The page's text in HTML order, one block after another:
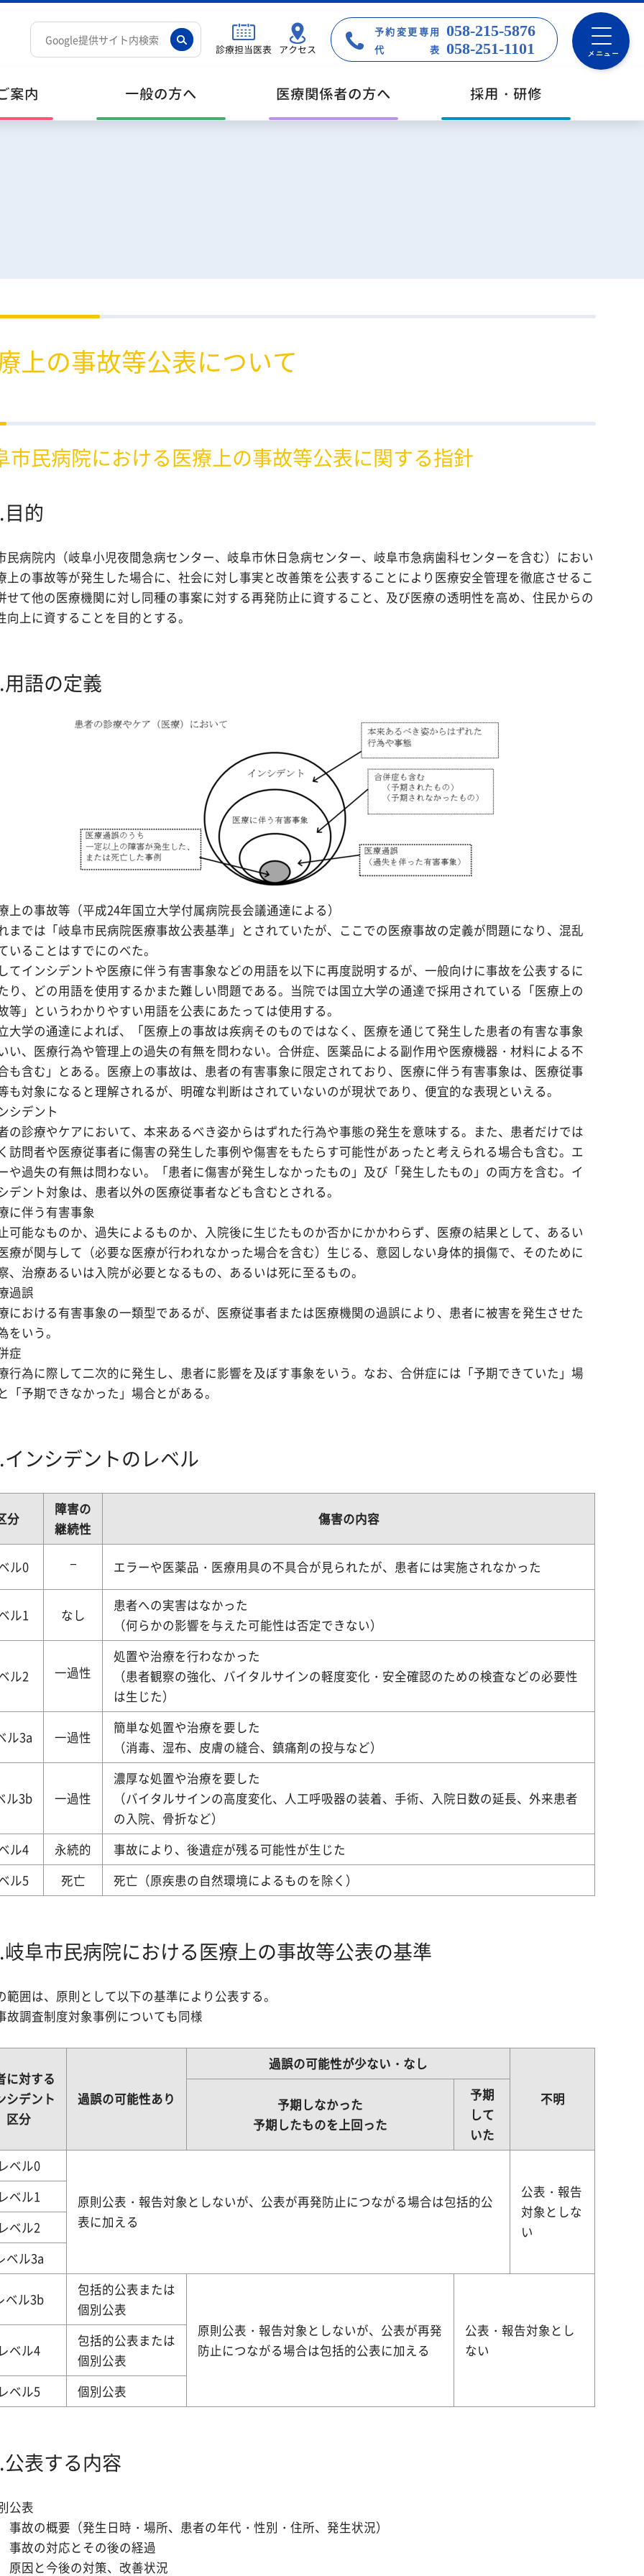
診療担当医表 アクセス
予約変更専用 058-215-5876
代表 058-251-1101 メニュー
案内 一般の方へ 医療関係者の方へ 採用・研修
上の事故等公表について
市民病院における医療上の事故等公表に関する指針
的
民病院内（岐阜小児夜間急病センター、岐阜市休日急病センター、岐阜市急病歯科センターを含む）におい
上の事故等が発生した場合に、社会に対し事実と改善策を公表することにより医療安全管理を徹底させるこ
せて他の医療機関に対し同種の事案に対する再発防止に資すること、及び医療の透明性を高め、住民からの
向上に資することを目的とする。
語の定義
上の事故等（平成24年国立大学付属病院長会議通達による）
までは「岐阜市民病院医療事故公表基準」とされていたが、ここでの医療事故の定義が問題になり、混乱
いることはすでにのべた。
てインシデントや医療に伴う有害事象などの用語を以下に再度説明するが、一般向けに事故を公表するに
り、どの用語を使用するかまた難しい問題である。当院では国立大学の通達で採用されている「医療上の
等」というわかりやすい用語を公表にあたっては使用する。
大学の通達によれば、「医療上の事故は疾病そのものではなく、医療を通じて発生した患者の有害な事象
い、医療行為や管理上の過失の有無を問わない。合併症、医薬品による副作用や医療機器・材料による不
も含む」とある。医療上の事故は、患者の有害事象に限定されており、医療に伴う有害事象は、医療従事
も対象になると理解されるが、明確な判断はされていないのが現状であり、便宜的な表現といえる。
シデント
の診療やケアにおいて、本来あるべき姿からはずれた行為や事態の発生を意味する。また、患者だけでは
訪問者や医療従事者に傷害の発生した事例や傷害をもたらす可能性があったと考えられる場合も含む。エ
や過失の有無は問わない。「患者に傷害が発生しなかったもの」及び「発生したもの」の両方を含む。イ
デント対象は、患者以外の医療従事者なども含むとされる。
に伴う有害事象
可能なものか、過失によるものか、入院後に生じたものか否かにかかわらず、医療の結果として、あるい
療が関与して（必要な医療が行われなかった場合を含む）生じる、意図しない身体的損傷で、そのために
、治療あるいは入院が必要となるもの、あるいは死に至るもの。
過誤
における有害事象の一類型であるが、医療従事者または医療機関の過誤により、患者に被害を発生させた
をいう。
症
行為に際して二次的に発生し、患者に影響を及ぼす事象をいう。なお、合併症には「予期できていた」場
「予期できなかった」場合とがある。
ンシデントのレベル
分
障害の
継続性
傷害の内容
ル0 − エラーや医薬品・医療用具の不具合が見られたが、患者には実施されなかった
ル1 なし
患者への実害はなかった
（何らかの影響を与えた可能性は否定できない）
ル2 一過性
処置や治療を行わなかった
（患者観察の強化、バイタルサインの軽度変化・安全確認のための検査などの必要性
は生じた）
ル3a 一過性
簡単な処置や治療を要した
（消毒、湿布、皮膚の縫合、鎮痛剤の投与など）
ル3b 一過性
濃厚な処置や治療を要した
（バイタルサインの高度変化、人工呼吸器の装着、手術、入院日数の延長、外来患者
の入院、骨折など）
ル4
永続的
事故により、後遺症が残る可能性が生じた
ル5
死亡 死亡（原疾患の自然環境によるものを除く）
阜市民病院における医療上の事故等公表の基準
範囲は、原則として以下の基準により公表する。
故調査制度対象事例についても同様
に対する
シデント
区分
過誤の可能性あり
過誤の可能性が少ない・なし
不明
予期しなかった
予期したものを上回った
予期
して
いた
レベル0
原則公表・報告対象としないが、公表が再発防止につながる場合は包括的公
表に加える
公表・報告
対象としな
い
レベル1
レベル2
ベル3a
ベル3b
包括的公表または
個別公表
原則公表・報告対象としないが、公表が再発
防止につながる場合は包括的公表に加える
公表・報告対象とし
ない
レベル4
包括的公表または
個別公表
レベル5
個別公表
表する内容
公表
故の概要（発生日時・場所、患者の年代・性別・住所、発生状況）
故の対応とその後の経過
因と今後の対策、改善状況